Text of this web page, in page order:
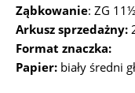
Ząbkowanie: ZG
Arkusz sprzedażny:
Format znaczka:
Papier: biały średni